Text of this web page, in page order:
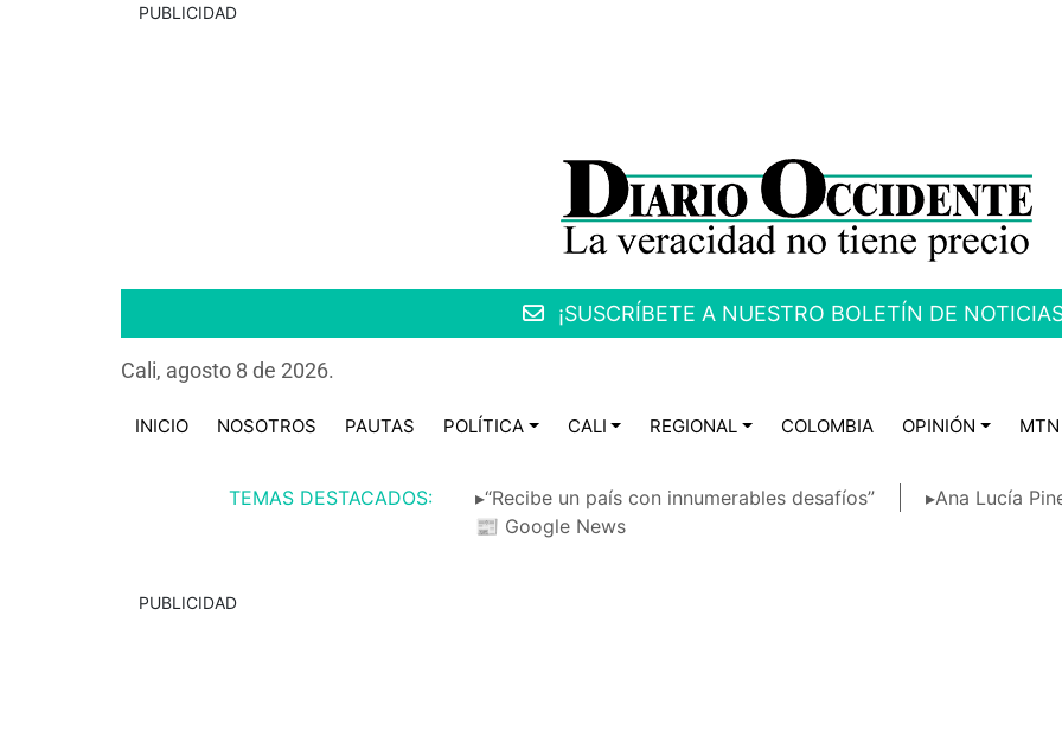
PUBLICIDAD
¡SUSCRÍBETE A NUESTRO BOLETÍN DE
Cali, agosto 8 de 2026.
INICIO NOSOTROS PAUTAS POLÍTICA CALI REGIONAL COLOMBIA OPINIÓN MTN
TEMAS DESTACADOS: ▸“Recibe un país con innumerables desafíos”
▸Ana Lucía
📰 Google News
PUBLICIDAD